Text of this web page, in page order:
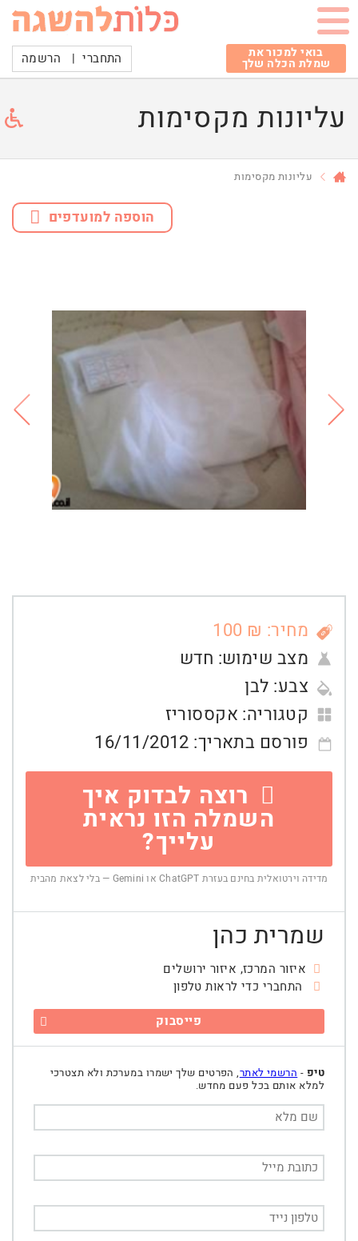
בואי למכור את
שמלת הכלה שלך התחברי | הרשמה
עליונות מקסימות
עליונות מקסימות
הוספה למועדפים
מחיר: ₪ 100
מצב שימוש: חדש
צבע: לבן
קטגוריה: אקססוריז
פורסם בתאריך: 16/11/2012
רוצה לבדוק איך
השמלה הזו נראית
עלייך?
מדידה וירטואלית בחינם בעזרת ChatGPT או Gemini — בלי לצאת מהבית
שמרית כהן
איזור המרכז, איזור ירושלים
התחברי כדי לראות טלפון
פייסבוק
טיפ - הרשמי לאתר, הפרטים שלך ישמרו במערכת ולא תצטרכי
למלא אותם בכל פעם מחדש.